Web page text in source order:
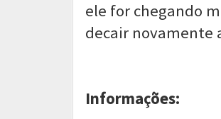
ele for chegando
decair novamente
Informações: